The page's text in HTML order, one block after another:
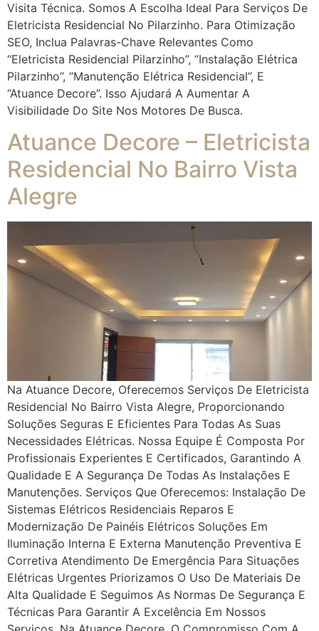
Visita Técnica. Somos A Escolha Ideal Para Serviços De
Eletricista Residencial No Pilarzinho. Para Otimização
SEO, Inclua Palavras-Chave Relevantes Como
“eletricista Residencial Pilarzinho”, “instalação Elétrica
Pilarzinho”, “manutenção Elétrica Residencial”, E
“Atuance Decore”. Isso Ajudará A Aumentar A
Visibilidade Do Site Nos Motores De Busca.
Atuance Decore – Eletricista
Residencial No Bairro Vista
Alegre
Na Atuance Decore, Oferecemos Serviços De Eletricista
Residencial No Bairro Vista Alegre, Proporcionando
Soluções Seguras E Eficientes Para Todas As Suas
Necessidades Elétricas. Nossa Equipe É Composta Por
Profissionais Experientes E Certificados, Garantindo A
Qualidade E A Segurança De Todas As Instalações E
Manutenções. Serviços Que Oferecemos: Instalação De
Sistemas Elétricos Residenciais Reparos E
Modernização De Painéis Elétricos Soluções Em
Iluminação Interna E Externa Manutenção Preventiva E
Corretiva Atendimento De Emergência Para Situações
Elétricas Urgentes Priorizamos O Uso De Materiais De
Alta Qualidade E Seguimos As Normas De Segurança E
Técnicas Para Garantir A Excelência Em Nossos